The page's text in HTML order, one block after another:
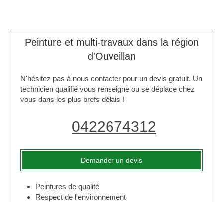
Peinture et multi-travaux dans la région
d'Ouveillan
N'hésitez pas à nous contacter pour un devis gratuit. Un
technicien qualifié vous renseigne ou se déplace chez
vous dans les plus brefs délais !
0422674312
Demander un devis
Peintures de qualité
Respect de l'environnement